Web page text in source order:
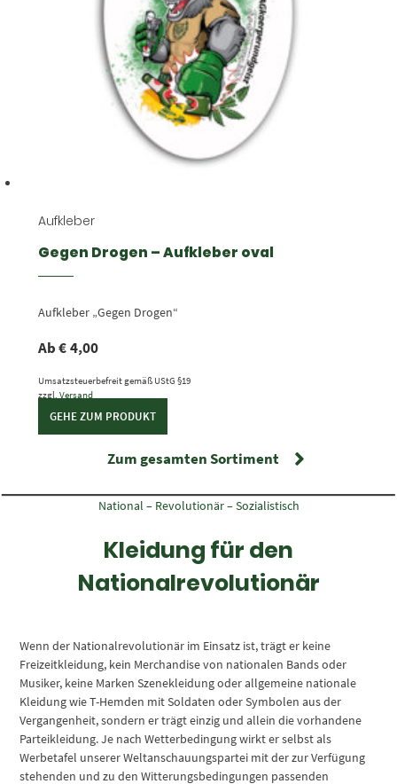
Aufkleber
Gegen Drogen – Aufkleber oval
Ab€4,00
Umsatzsteuerbefreit gemäß UStG §19
zzgl. Versand
Aufkleber „Gegen Drogen“
GEHE ZUM PRODUKT
Zum gesamten Sortiment
National – Revolutionär – Sozialistisch
Kleidung für den
Nationalrevolutionär
Wenn der Nationalrevolutionär im Einsatz ist, trägt er keine
Freizeitkleidung, kein Merchandise von nationalen Bands oder
Musiker, keine Marken Szenekleidung oder allgemeine nationale
Kleidung wie T-Hemden mit Soldaten oder Symbolen aus der
Vergangenheit, sondern er trägt einzig und allein die vorhandene
Parteikleidung. Je nach Wetterbedingung wirkt er selbst als
Werbetafel unserer Weltanschauungspartei mit der zur Verfügung
stehenden und zu den Witterungsbedingungen passenden